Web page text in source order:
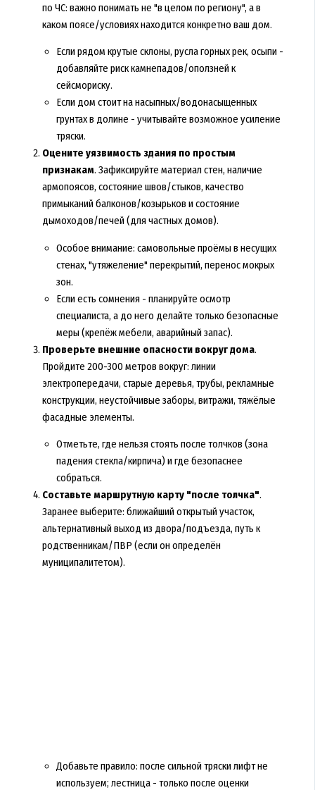
по ЧС: важно понимать не "в целом по региону", а в
каком поясе/условиях находится конкретно ваш дом.
Если рядом крутые склоны, русла горных рек, осыпи -
добавляйте риск камнепадов/оползней к
сейсмориску.
Если дом стоит на насыпных/водонасыщенных
грунтах в долине - учитывайте возможное усиление
тряски.
Оцените уязвимость здания по простым
признакам. Зафиксируйте материал стен, наличие
армопоясов, состояние швов/стыков, качество
примыканий балконов/козырьков и состояние
дымоходов/печей (для частных домов).
Особое внимание: самовольные проёмы в несущих
стенах, "утяжеление" перекрытий, перенос мокрых
зон.
Если есть сомнения - планируйте осмотр
специалиста, а до него делайте только безопасные
меры (крепёж мебели, аварийный запас).
Проверьте внешние опасности вокруг дома.
Пройдите 200-300 метров вокруг: линии
электропередачи, старые деревья, трубы, рекламные
конструкции, неустойчивые заборы, витражи, тяжёлые
фасадные элементы.
Отметьте, где нельзя стоять после толчков (зона
падения стекла/кирпича) и где безопаснее
собраться.
Составьте маршрутную карту "после толчка".
Заранее выберите: ближайший открытый участок,
альтернативный выход из двора/подъезда, путь к
родственникам/ПВР (если он определён
муниципалитетом).
Добавьте правило: после сильной тряски лифт не
используем; лестница - только после оценки